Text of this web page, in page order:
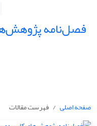
فصل‌نامه
صفحه اصلی فهرست مقالات